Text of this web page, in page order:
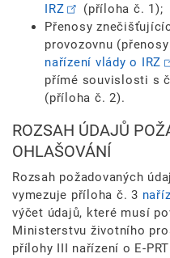
IRZ
(příloha č. 1);
Přenosy
provozovnu
nařízení vlády o IRZ
přímé souvislosti s
(příloha č. 2).
ROZSAH ÚDAJŮ
OHLAŠOVÁNÍ
Rozsah požadovaných
vymezuje příloha č. 3
výčet údajů, které musí
Ministerstvu životního
přílohy III nařízení o E-